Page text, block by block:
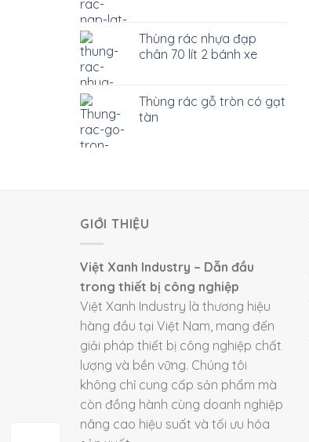
Thùng rác nhựa đạp
chân 70 lít 2 bánh xe
Thùng rác gỗ tròn có gạt
tàn
GIỚI THIỆU
Việt Xanh Industry – Dẫn đầu
trong thiết bị công nghiệp
Việt Xanh Industry là thương hiệu
hàng đầu tại Việt Nam, mang đến
giải pháp thiết bị công nghiệp chất
lượng và bền vững. Chúng tôi
không chỉ cung cấp sản phẩm mà
còn đồng hành cùng doanh nghiệp
nâng cao hiệu suất và tối ưu hóa